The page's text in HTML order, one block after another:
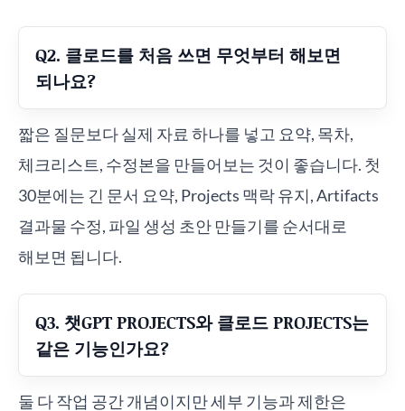
Q2. 클로드를 처음 쓰면 무엇부터 해보면
되나요?
짧은 질문보다 실제 자료 하나를 넣고 요약, 목차,
체크리스트, 수정본을 만들어보는 것이 좋습니다. 첫
30분에는 긴 문서 요약, Projects 맥락 유지, Artifacts
결과물 수정, 파일 생성 초안 만들기를 순서대로
해보면 됩니다.
Q3. 챗GPT PROJECTS와 클로드 PROJECTS는
같은 기능인가요?
둘 다 작업 공간 개념이지만 세부 기능과 제한은